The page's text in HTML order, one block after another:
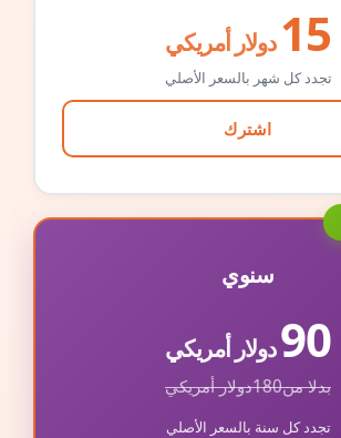
15 دولار أمريكي
تجدد كل شهر بالسعر الأصلي
اشترك
سنوي
90دولار أمريكي
بدلا من180دولار أمريكي
تجدد كل سنة بالسعر الأصلي